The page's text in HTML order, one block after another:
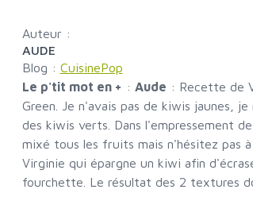
Auteur :
AUDE
Blog : CuisinePop
Le p'tit mot en + : Aude : Recette de
Green. Je n'avais pas de kiwis jaunes,
des kiwis verts. Dans l'empressement
mixé tous les fruits mais n'hésitez pas
Virginie qui épargne un kiwi afin
fourchette. Le résultat des 2 textures